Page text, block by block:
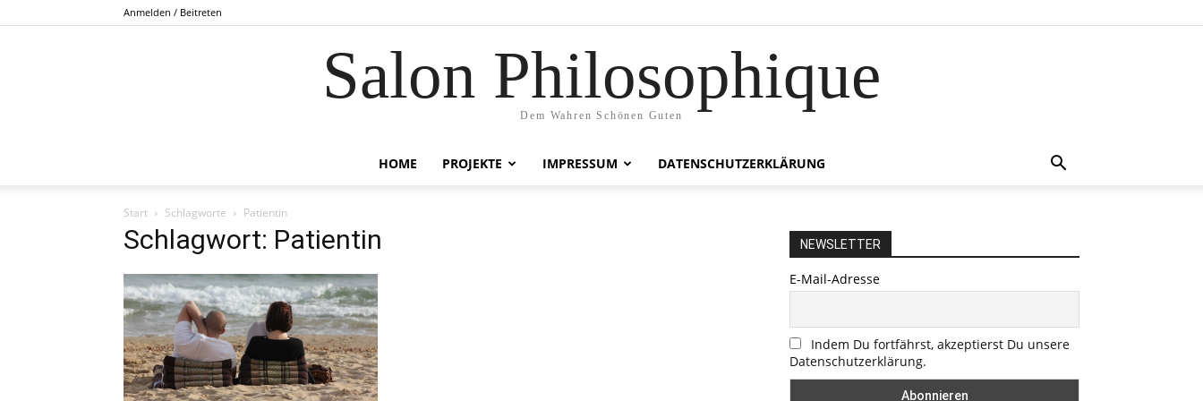
Anmelden / Beitreten
Salon Philosophique
Dem Wahren Schönen Guten
HOME PROJEKTE IMPRESSUM DATENSCHUTZERKLÄRUNG
Start Schlagworte Patientin
Schlagwort: Patientin NEWSLETTER
E-Mail-Adresse
Indem Du fortfährst, akzeptierst Du unsere
Datenschutzerklärung.